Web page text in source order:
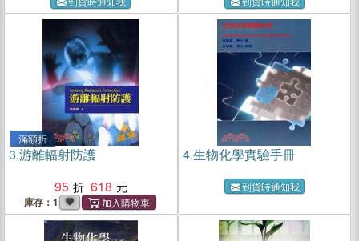
滿額折
3.游離輻射防護
95
618
庫存：1
4.生物化學實驗手冊
到貨時通知我